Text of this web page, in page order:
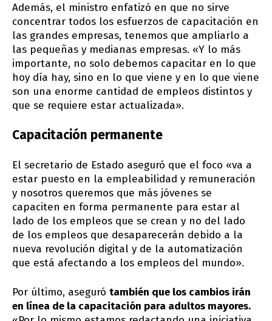
Además, el ministro enfatizó en que no sirve
concentrar todos los esfuerzos de capacitación en
las grandes empresas, tenemos que ampliarlo a
las pequeñas y medianas empresas. «Y lo más
importante, no solo debemos capacitar en lo que
hoy día hay, sino en lo que viene y en lo que viene
son una enorme cantidad de empleos distintos y
que se requiere estar actualizada».
Capacitación permanente
El secretario de Estado aseguró que el foco «va a
estar puesto en la empleabilidad y remuneración
y nosotros queremos que más jóvenes se
capaciten en forma permanente para estar al
lado de los empleos que se crean y no del lado
de los empleos que desaparecerán debido a la
nueva revolución digital y de la automatización
que está afectando a los empleos del mundo».
Por último, aseguró también que los cambios irán
en línea de la capacitación para adultos mayores.